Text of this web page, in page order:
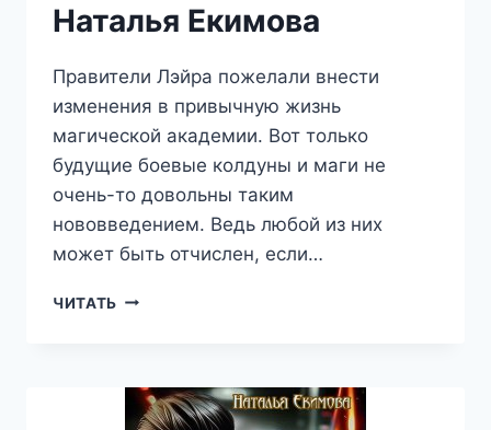
Наталья Екимова
Правители Лэйра пожелали внести
изменения в привычную жизнь
магической академии. Вот только
будущие боевые колдуны и маги не
очень-то довольны таким
нововведением. Ведь любой из них
может быть отчислен, если…
ЧИТАТЬ ЛЕТНЯЯ
МАГИИ